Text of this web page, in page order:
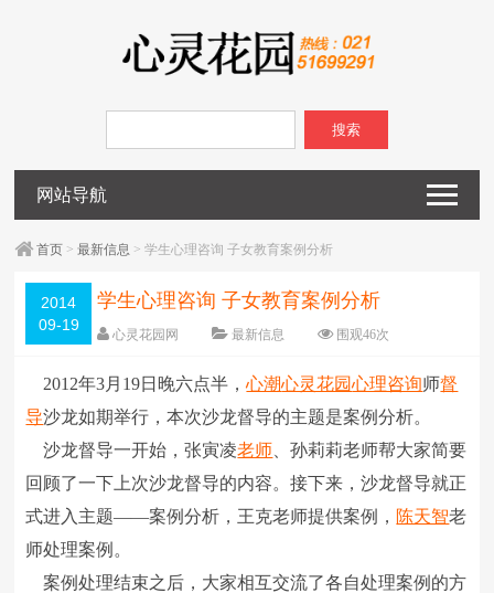
搜索
网站导航
首页 >最新信息 > 学生心理咨询 子女教育案例分析
2014
09-19
学生心理咨询 子女教育案例分析
心灵花园网 最新信息 围观46次
字体：大 中 小
2012年3月19日晚六点半，心潮心灵花园心理咨询师督
导沙龙如期举行，本次沙龙督导的主题是案例分析。
沙龙督导一开始，张寅凌老师 、孙莉莉老师帮大家简要
回顾了一下上次沙龙督导的内容。接下来，沙龙督导就正
式进入主题――案例分析，王克老师提供案例， 陈天智老
师处理案例。
案例处理结束之后，大家相互交流了各自处理案例的方